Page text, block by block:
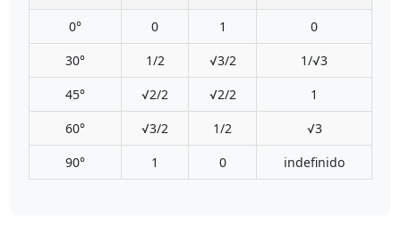
0°
0 1
0
30°
1/2 √3/2
1/√3
45°
√2/2 √2/2
1
60°
√3/2 1/2
√3
90°
1 0 indefinido